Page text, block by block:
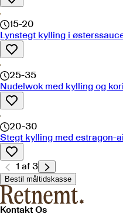
15-20
Lynstegt kylling i
25-35
Nudelwok med kylling og
20-30
Stegt kylling med estragon-
1 af 3
Bestil måltidskasse
Kontakt Os